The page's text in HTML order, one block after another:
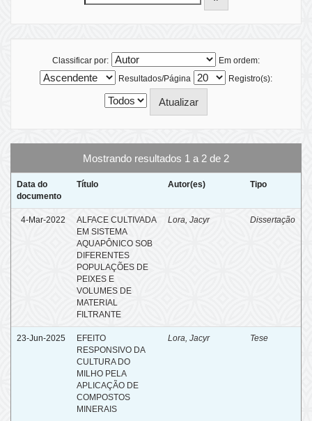
Classificar por:
Em ordem:
Resultados/Página
Registro(s):
Mostrando resultados 1 a 2 de 2
Data do
documento
Título Autor(es) Tipo
4-Mar-2022
ALFACE CULTIVADA
EM SISTEMA
AQUAPÔNICO SOB
DIFERENTES
POPULAÇÕES DE
PEIXES E
VOLUMES DE
MATERIAL
FILTRANTE
Lora, Jacyr Dissertação
23-Jun-2025
EFEITO
RESPONSIVO DA
CULTURA DO
MILHO PELA
APLICAÇÃO DE
COMPOSTOS
MINERAIS
Lora, Jacyr Tese